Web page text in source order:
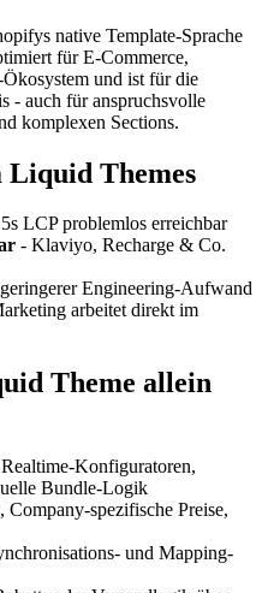
native Template-Sprache
für E-Commerce,
und ist für die
- auch für anspruchsvolle
komplexen Sections.
Liquid Themes
LCP problemlos erreichbar
- Klaviyo, Recharge & Co.
Engineering-Aufwand
arbeitet direkt im
Theme allein
Konfiguratoren,
Bundle-Logik
Company-spezifische Preise,
und Mapping-